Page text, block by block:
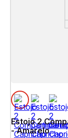
Estojo 2
- Amarelo